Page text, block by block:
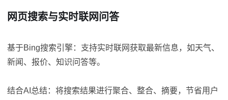
网页搜索与实时联网问答
基于Bing搜索引擎：支持实时联网获取最新信息，如天气、
新闻、报价、知识问答等。
结合AI总结：将搜索结果进行聚合、整合、摘要，节省用户